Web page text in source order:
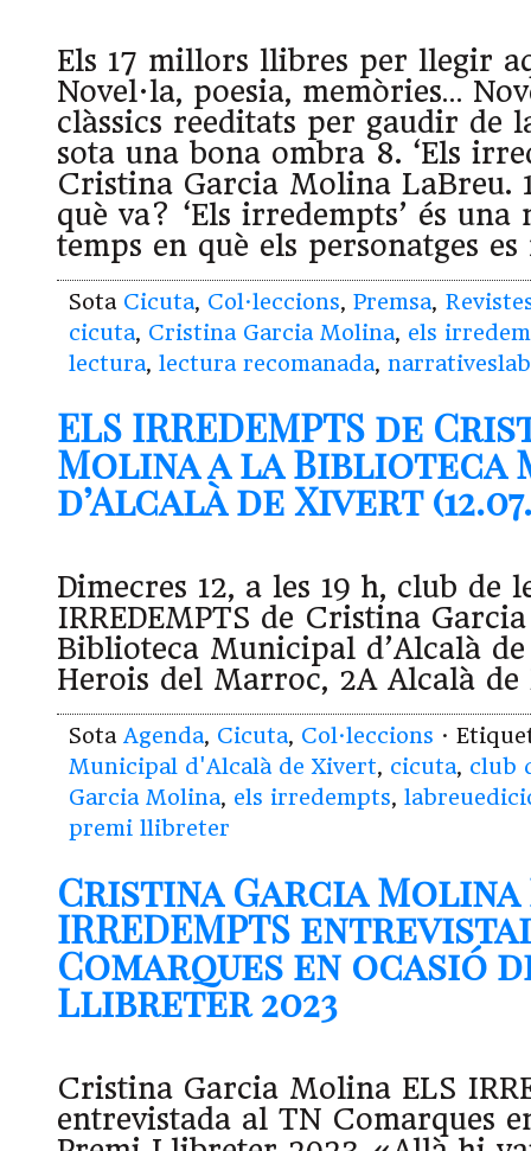
Els 17 millors llibres per llegir
Novel·la, poesia, memòries…
clàssics reeditats per gaudir de
sota una bona ombra 8. ‘Els
Cristina Garcia Molina LaBreu.
què va? ‘Els irredempts’ és
temps en què els personatges
Sota Cicuta, Col·leccions, Premsa,
cicuta, Cristina Garcia Molina, els
lectura, lectura recomanada,
ELS IRREDEMPTS de
Molina a la Biblioteca
d’Alcalà de Xivert
Dimecres 12, a les 19 h, club de
IRREDEMPTS de Cristina
Biblioteca Municipal d’Alcalà
Herois del Marroc, 2A Alcalà
Sota Agenda, Cicuta, Col·leccions ·
Municipal d'Alcalà de Xivert, cicuta, club
Garcia Molina, els irredempts,
premi llibreter
Cristina Garcia Molina
IRREDEMPTS
Comarques en ocasió
Llibreter 2023
Cristina Garcia Molina ELS
entrevistada al TN Comarques